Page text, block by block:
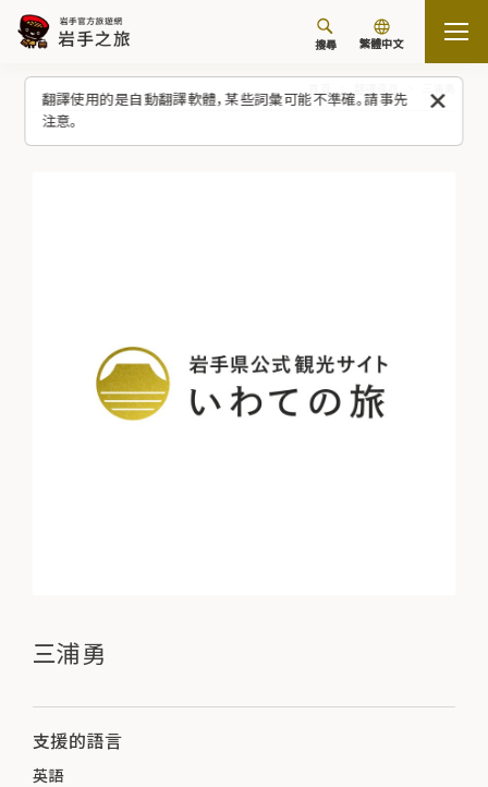
翻譯使用的是自動翻譯軟體，某些詞彙可能不準確。請事先
注意。
搜尋 繁體中文
三浦勇
支援的語言
英語